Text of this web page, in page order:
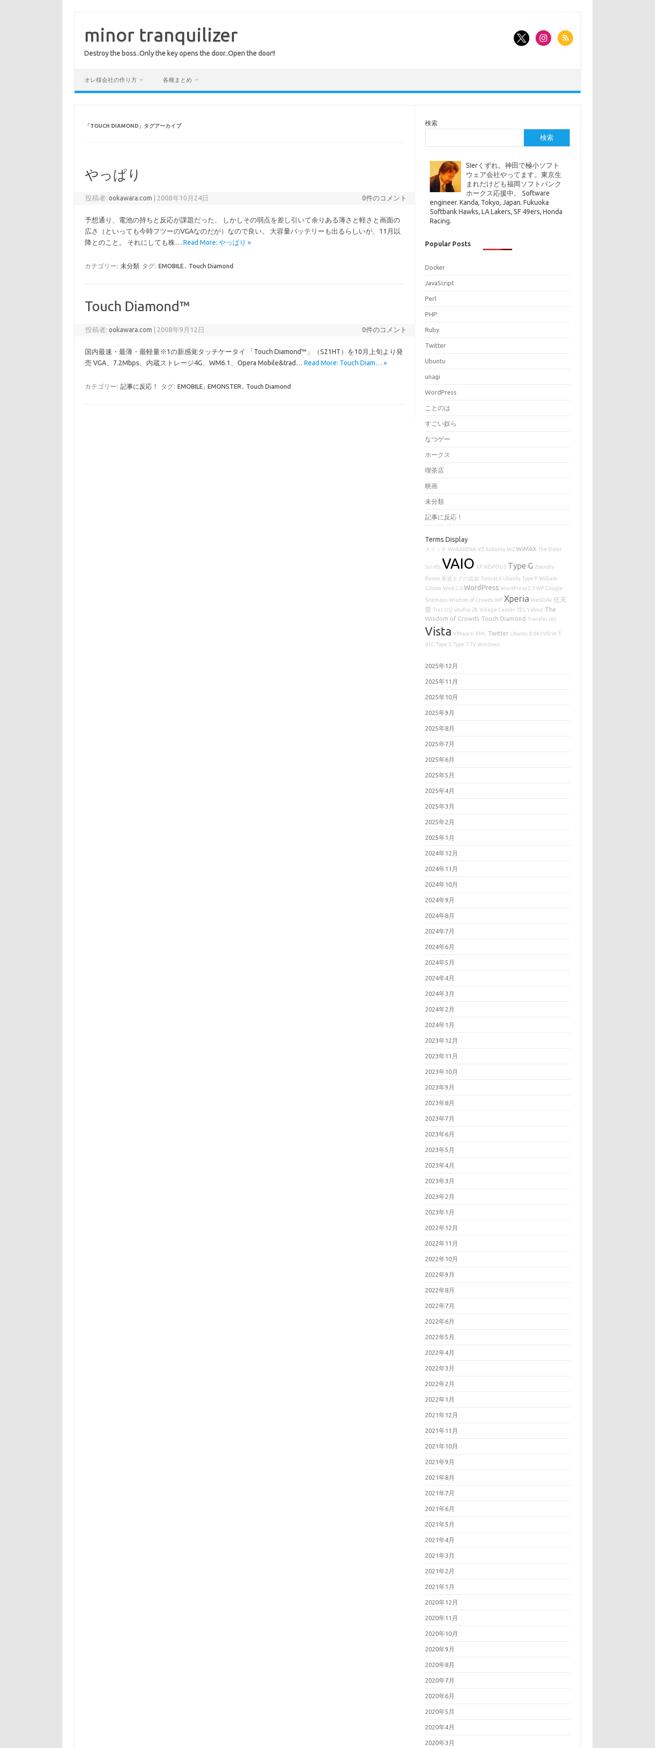
minor tranquilizer
Destroy the boss..Only the key opens the door..Open the door!!
オレ様会社の作り方 各種まとめ
「TOUCH DIAMOND」タグアーカイブ
やっぱり
投稿者:ookawara.com 2008年10月24日 0件のコメント
予想通り、電池の持ちと反応が課題だった。 しかしその弱点を差し引いて余りある薄さと軽さと画面の
広さ（といっても今時フツーのVGAなのだが）なので良い。 大容量バッテリーも出るらしいが、11月以
降とのこと。 それにしても株… Read More: やっぱり »
カテゴリー: 未分類 タグ: EMOBILE, Touch Diamond
Touch Diamond™
投稿者:ookawara.com 2008年9月12日 0件のコメント
国内最速・最薄・最軽量※1の新感覚タッチケータイ 「Touch Diamond™」（S21HT）を10月上旬より発
売 VGA、7.2Mbps、内蔵ストレージ4G、WM6.1、Opera Mobile&trad… Read More: Touch Diam… »
カテゴリー: 記事に反応！ タグ: EMOBILE, EMONSTER , Touch Diamond
検索
検索
SIerくずれ。神田で極小ソフト
ウェア会社やってます。東京生
まれだけども福岡ソフトバンク
ホークス応援中。 Software
engineer. Kanda, Tokyo, Japan. Fukuoka
Softbank Hawks, LA Lakers, SF 49ers, Honda
Racing.
Popular Posts
Docker
JavaScript
Perl
PHP
Ruby
Twitter
Ubuntu
unagi
WordPress
ことのは
すごい奴ら
なつゲー
ホークス
喫茶店
映画
未分類
記事に反応！
Terms Display
スイッチ WebARENA VZ Xubuntu WZ WiMAX The Elder
Scrolls VAIO XP XEVIOUS Type G Zoundry
Raven 新規タグの追加 Tomcat 6 Ubuntu Type P William
Gibson Web 2.0 WordPress WordPress 2.3 WP Google
Sitemaps Wisdom of Crowds WP Xperia WebDAV 任天
堂 Trac UQ ubufox ZK Village Center TES Yahoo! The
Wisdom of Crowds Touch Diamond TransferJet
Vista VMware XML Twitter Ubuntu 8.04 nVIDIA T-
01C Type S Type T TV Windows
2025年12月
2025年11月
2025年10月
2025年9月
2025年8月
2025年7月
2025年6月
2025年5月
2025年4月
2025年3月
2025年2月
2025年1月
2024年12月
2024年11月
2024年10月
2024年9月
2024年8月
2024年7月
2024年6月
2024年5月
2024年4月
2024年3月
2024年2月
2024年1月
2023年12月
2023年11月
2023年10月
2023年9月
2023年8月
2023年7月
2023年6月
2023年5月
2023年4月
2023年3月
2023年2月
2023年1月
2022年12月
2022年11月
2022年10月
2022年9月
2022年8月
2022年7月
2022年6月
2022年5月
2022年4月
2022年3月
2022年2月
2022年1月
2021年12月
2021年11月
2021年10月
2021年9月
2021年8月
2021年7月
2021年6月
2021年5月
2021年4月
2021年3月
2021年2月
2021年1月
2020年12月
2020年11月
2020年10月
2020年9月
2020年8月
2020年7月
2020年6月
2020年5月
2020年4月
2020年3月